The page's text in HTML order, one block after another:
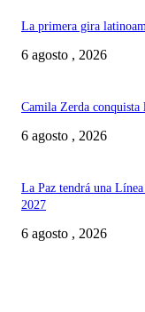
La primera gira
6 agosto , 2026
Camila Zerda
6 agosto , 2026
La Paz tendrá una
2027
6 agosto , 2026